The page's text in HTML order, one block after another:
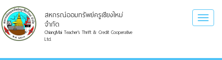
สหกรณ์ออมทรัพย์ครูเชียงใหม่
จำกัด
ChiangMai Teacher's Thrift & Credit Cooperative
Ltd.